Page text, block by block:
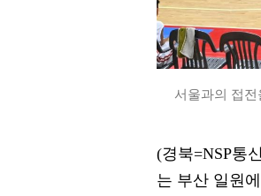
서울과의 접
(경북=NSP통
는 부산 일원